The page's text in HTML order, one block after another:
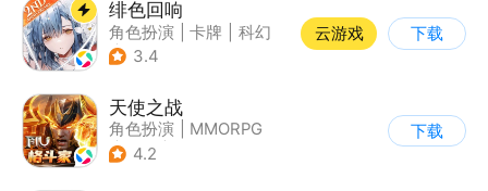
绯色回响
角色扮演 卡牌
科幻
| 美少女
3.4
云游戏 下载
天使之战
角色扮演
MMORPG
| 奇迹
4.2
下载